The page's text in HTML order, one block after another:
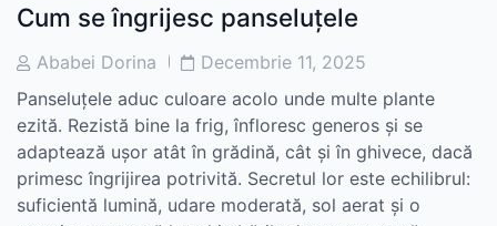
Cum se îngrijesc panseluțele
PostAbabei Dorina
PostDecembrie 11, 2025
Panseluțele aduc culoare acolo unde multe plante
ezită. Rezistă bine la frig, înfloresc generos și se
adaptează ușor atât în grădină, cât și în ghivece, dacă
primesc îngrijirea potrivită. Secretul lor este echilibrul:
suficientă lumină, udare moderată, sol aerat și o